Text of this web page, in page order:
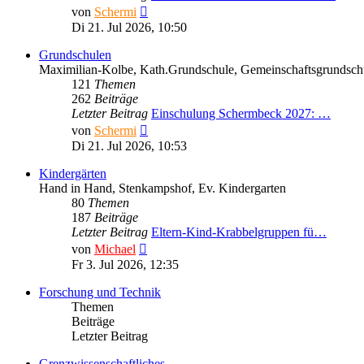
von Schermi
Beitrag
Di 21. Jul 2026, 10:50
Grundschulen
Maximilian-Kolbe, Kath.Grundschule,
121 Themen
262 Beiträge
Letzter Beitrag Einschulung Schermbeck 2027: …
von Schermi
Beitrag
Di 21. Jul 2026, 10:53
Kindergärten
Hand in Hand, Stenkampshof, Ev. Kindergarten
80 Themen
187 Beiträge
Letzter Beitrag Eltern-Kind-Krabbelgruppen fü…
von Michael
Beitrag
Fr 3. Jul 2026, 12:35
Forschung und Technik
Themen
Beiträge
Letzter Beitrag